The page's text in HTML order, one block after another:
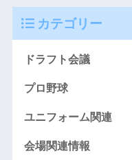
カテゴリー
ドラフト会議
プロ野球
ユニフォーム関連
会場関連情報